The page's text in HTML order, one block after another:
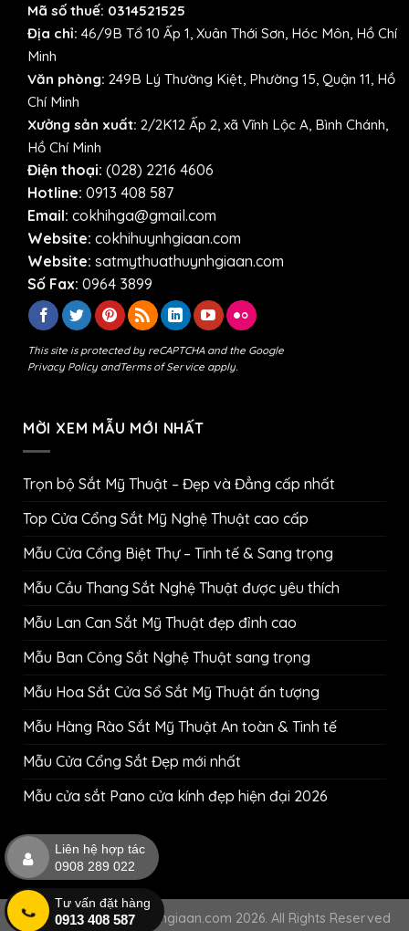
Mã số thuế: 0314521525
Địa chỉ: 46/9B Tổ 10 Ấp 1, Xuân Thới Sơn, Hóc Môn, Hồ Chí
Minh
Văn phòng: 249B Lý Thường Kiệt, Phường 15, Quận 11, Hồ
Chí Minh
Xưởng sản xuất: 2/2K12 Ấp 2, xã Vĩnh Lộc A, Bình Chánh,
Hồ Chí Minh
Điện thoại: (028) 2216 4606
Hotline: 0913 408 587
Email: cokhihga@gmail.com
Website: cokhihuynhgiaan.com
Website: satmythuathuynhgiaan.com
Số Fax: 0964 3899
This site is protected by reCAPTCHA and the Google
Privacy PolicyandTerms of Serviceapply.
MỜI XEM MẪU MỚI NHẤT
Trọn bộ Sắt Mỹ Thuật – Đẹp và Đẳng cấp nhất
Top Cửa Cổng Sắt Mỹ Nghệ Thuật cao cấp
Mẫu Cửa Cổng Biệt Thự – Tinh tế & Sang trọng
Mẫu Cầu Thang Sắt Nghệ Thuật được yêu thích
Mẫu Lan Can Sắt Mỹ Thuật đẹp đỉnh cao
Mẫu Ban Công Sắt Nghệ Thuật sang trọng
Mẫu Hoa Sắt Cửa Sổ Sắt Mỹ Thuật ấn tượng
Mẫu Hàng Rào Sắt Mỹ Thuật An toàn & Tinh tế
Mẫu Cửa Cổng Sắt Đẹp mới nhất
Mẫu cửa sắt Pano cửa kính đẹp hiện đại 2026
Liên hệ hợp tác
0908 289 022
Tư vấn đặt hàng
0913 408 587
Copyright © cokhihuynhgiaan.com 2026. All Rights Reserved